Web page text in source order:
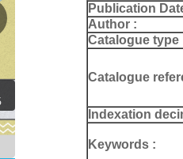
Publication
Author :
Catalogue type
Catalogue
Indexation
Keywords :